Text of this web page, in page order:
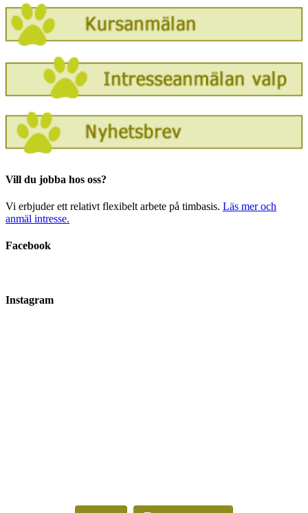
Vill du jobba hos oss?
Vi erbjuder ett relativt flexibelt arbete på timbasis. Läs mer och
anmäl intresse.
Facebook
Instagram